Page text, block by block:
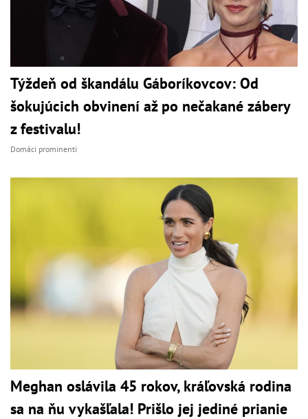
Týždeň od škandálu Gáboríkovcov: Od
šokujúcich obvinení až po nečakané zábery
z festivalu!
Domáci prominenti
Meghan oslávila 45 rokov, kráľovská rodina
sa na ňu vykašľala! Prišlo jej jediné prianie